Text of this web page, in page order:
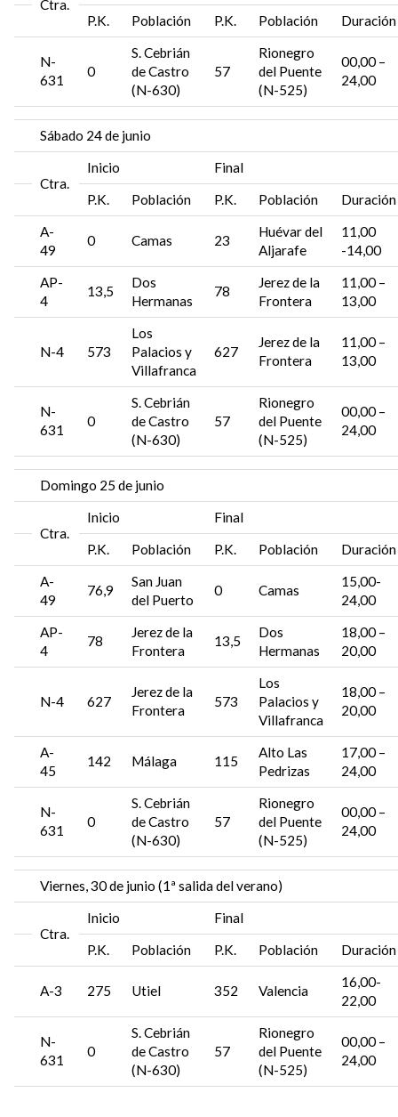
Ctra.
P.K.
Población P.K. Población Duración
N-
631
0
S. Cebrián
de Castro
(N-630)
57
Rionegro
del Puente
(N-525)
00,00 –
24,00
Sábado 24 de junio
Ctra.
Inicio
Final
P.K.
Población P.K. Población
Duración
A-
49
0 Camas 23
Huévar del
Aljarafe
11,00
-14,00
AP-
4
13,5
Dos
Hermanas
78
Jerez de la
Frontera
11,00 –
13,00
N-4 573
Los
Palacios y
Villafranca
627
Jerez de la
Frontera
11,00 –
13,00
N-
631
0
S. Cebrián
de Castro
(N-630)
57
Rionegro
del Puente
(N-525)
00,00 –
24,00
Domingo 25 de junio
Ctra.
Inicio
Final
P.K.
Población P.K. Población
Duración
A-
49
76,9
San Juan
del Puerto
0 Camas
15,00-
24,00
AP-
4
78
Jerez de la
Frontera
13,5
Dos
Hermanas
18,00 –
20,00
N-4 627
Jerez de la
Frontera
573
Los
Palacios y
Villafranca
18,00 –
20,00
A-
45
142 Málaga 115
Alto Las
Pedrizas
17,00 –
24,00
N-
631
0
S. Cebrián
de Castro
(N-630)
57
Rionegro
del Puente
(N-525)
00,00 –
24,00
Viernes, 30 de junio (1ª salida del verano)
Ctra.
Inicio
Final
P.K.
Población P.K. Población Duración
A-3 275 Utiel 352 Valencia
16,00-
22,00
N-
631
0
S. Cebrián
de Castro
(N-630)
57
Rionegro
del Puente
(N-525)
00,00 –
24,00